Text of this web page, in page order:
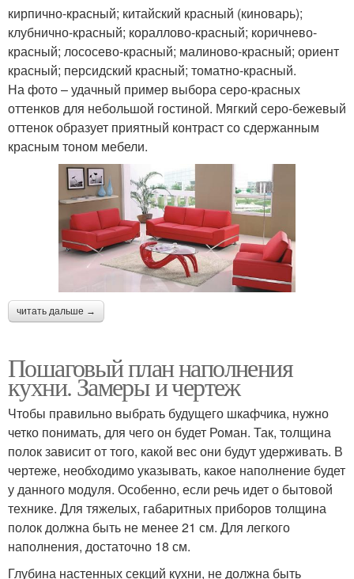
кирпично-красный; китайский красный (киноварь);
клубнично-красный; кораллово-красный; коричнево-
красный; лососево-красный; малиново-красный; ориент
красный; персидский красный; томатно-красный.
На фото – удачный пример выбора серо-красных
оттенков для небольшой гостиной. Мягкий серо-бежевый
оттенок образует приятный контраст со сдержанным
красным тоном мебели.
читать дальше →
Пошаговый план наполнения
кухни. Замеры и чертеж
Чтобы правильно выбрать будущего шкафчика, нужно
четко понимать, для чего он будет Роман. Так, толщина
полок зависит от того, какой вес они будут удерживать. В
чертеже, необходимо указывать, какое наполнение будет
у данного модуля. Особенно, если речь идет о бытовой
технике. Для тяжелых, габаритных приборов толщина
полок должна быть не менее 21 см. Для легкого
наполнения, достаточно 18 см.
Глубина настенных секций кухни, не должна быть